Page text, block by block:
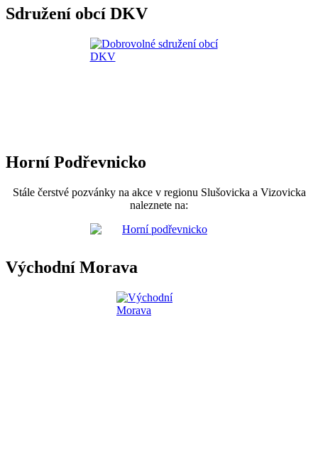
Sdružení obcí DKV
Horní Podřevnicko
Stále čerstvé pozvánky na akce v regionu Slušovicka a Vizovicka
naleznete na:
Východní Morava